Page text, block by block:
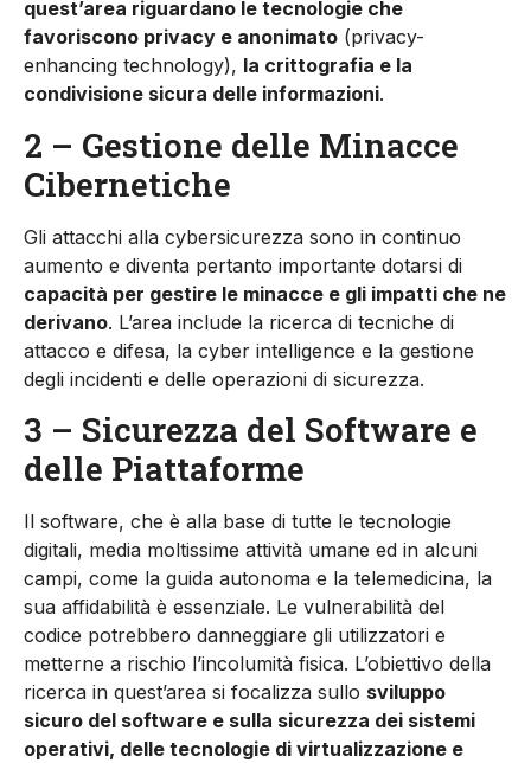
quest’area riguardano le tecnologie che
favoriscono privacy e anonimato (privacy-
enhancing technology), la crittografia e la
condivisione sicura delle informazioni.
2 – Gestione delle Minacce
Cibernetiche
Gli attacchi alla cybersicurezza sono in continuo
aumento e diventa pertanto importante dotarsi di
capacità per gestire le minacce e gli impatti che ne
derivano. L’area include la ricerca di tecniche di
attacco e difesa, la cyber intelligence e la gestione
degli incidenti e delle operazioni di sicurezza.
3 – Sicurezza del Software e
delle Piattaforme
Il software, che è alla base di tutte le tecnologie
digitali, media moltissime attività umane ed in alcuni
campi, come la guida autonoma e la telemedicina, la
sua affidabilità è essenziale. Le vulnerabilità del
codice potrebbero danneggiare gli utilizzatori e
metterne a rischio l’incolumità fisica. L’obiettivo della
ricerca in quest’area si focalizza sullo sviluppo
sicuro del software e sulla sicurezza dei sistemi
operativi, delle tecnologie di virtualizzazione e